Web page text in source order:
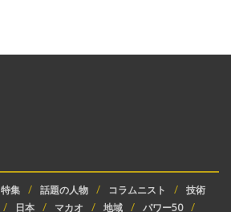
特集 話題の人物 コラムニスト
技術
日本 マカオ 地域 パワー50